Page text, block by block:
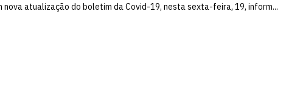
nova atualização do boletim da Covid-19, nesta sexta-feira, 19, inform...